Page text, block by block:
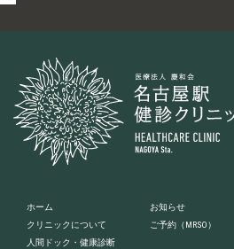
ホーム
クリニックについて
人間ドック・健康診断
お知らせ
ご予約 （MRSO）